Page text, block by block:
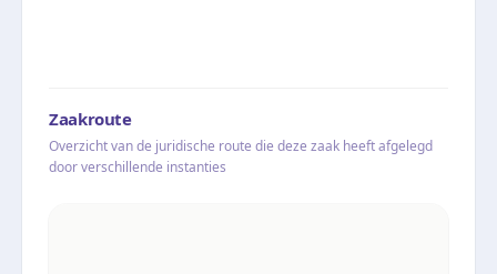
Zaakroute
Overzicht van de juridische route die deze zaak heeft afgelegd
door verschillende instanties